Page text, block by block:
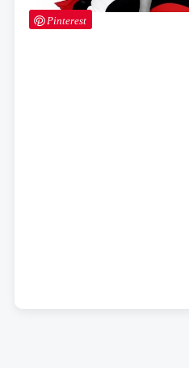
Pinterest